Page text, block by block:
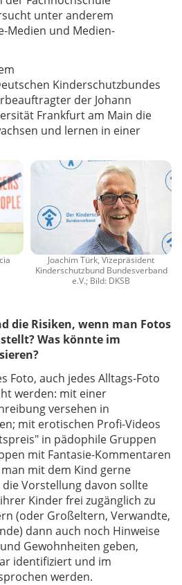
unter anderem
Medien und Medien­
Kinderschutzbundes
der Johann
Frankfurt am Main die
und lernen in einer
Joachim Türk, Vizepräsident
Kinderschutzbund Bundesverband
e.V.; Bild: DKSB
die Risiken, wenn man Fotos
Was könnte im
Foto, auch jedes Alltags-Foto
werden: mit einer
versehen in
mit erotischen Profi-Videos
in pädophile Gruppen
mit Fantasie-Kommentaren
mit dem Kind gerne
Vorstellung davon sollte
Kinder frei zugänglich zu
(oder Großeltern, Verwandte,
dann auch noch Hinweise
Gewohnheiten geben,
identifiziert und im
werden.